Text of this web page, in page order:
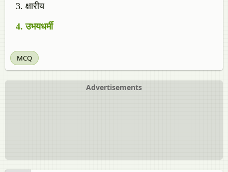
क्षारीय
उभयधर्मी
MCQ
Advertisements